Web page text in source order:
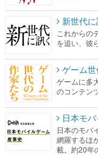
新世代に
これからの
を追い、彼
ゲーム
ゲームに多
のコンテン
日本モ
日本のモバ
網羅するほ
載。約20年